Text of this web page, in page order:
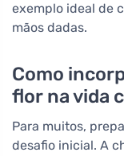
exemplo ideal de
mãos dadas.
Como
flor na vida
Para muitos,
desafio inicial. A